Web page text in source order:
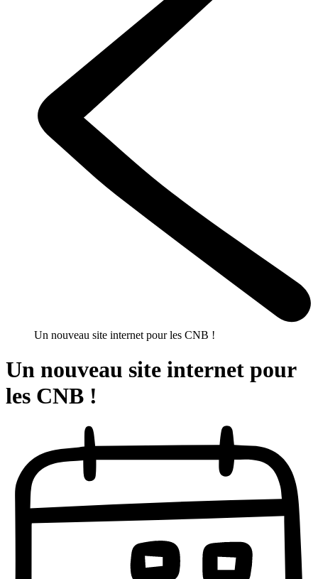
Un nouveau site internet pour les CNB !
Un nouveau site internet pour
les CNB !